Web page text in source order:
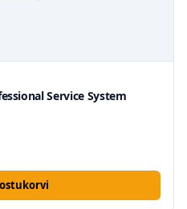
Service System